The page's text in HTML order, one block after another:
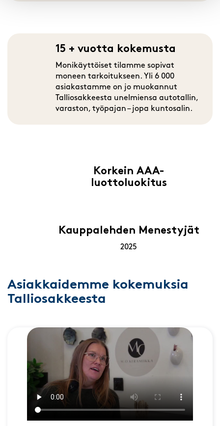
15 + vuotta kokemusta
Monikäyttöiset tilamme sopivat
moneen tarkoitukseen. Yli 6 000
asiakastamme on jo muokannut
Talliosakkeesta unelmiensa autotallin,
varaston, työpajan – jopa kuntosalin.
Korkein AAA-
luottoluokitus
Kauppalehden Menestyjät
2025
Asiakkaidemme kokemuksia
Talliosakkeesta